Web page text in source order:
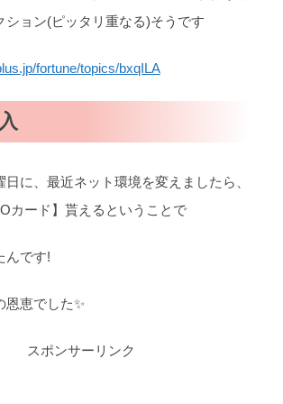
ション(ピッタリ重なる)そうです
fortune/topics/bxqILA
日に、最近ネット環境を変えましたら、
カード】貰えるということで
んです!
恩恵でした✨
スポンサーリンク